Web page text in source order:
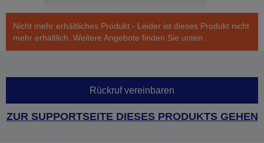
Nicht mehr erhältliches Produkt - Leider ist dieses Produkt nicht
mehr erhältlich. Weitere Angebote finden Sie unten.
Rückruf vereinbaren
ZUR SUPPORTSEITE DIESES PRODUKTS GEHEN